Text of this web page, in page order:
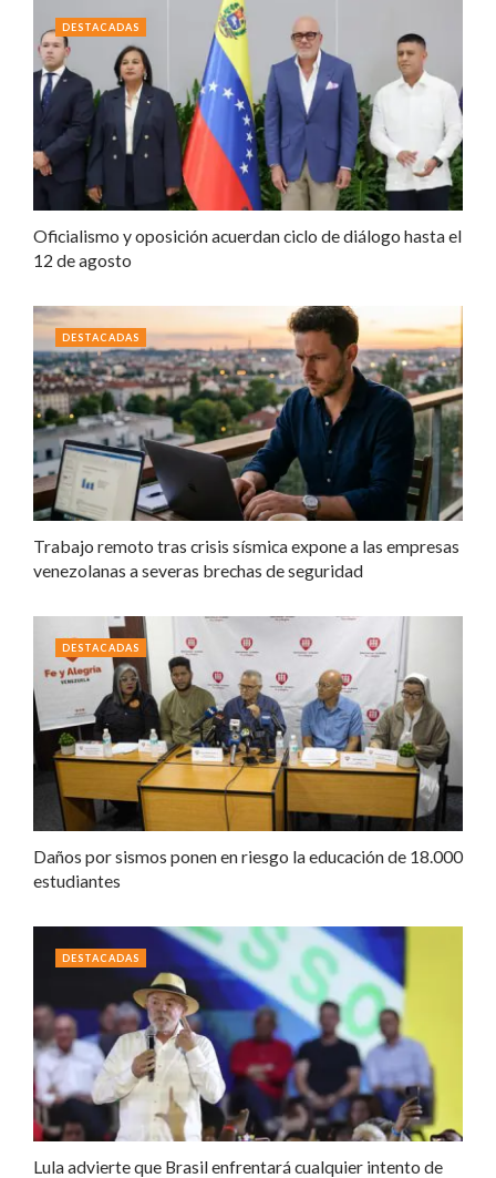
Oficialismo y oposición acuerdan ciclo de diálogo hasta el
12 de agosto
DESTACADAS
Trabajo remoto tras crisis sísmica expone a las empresas
venezolanas a severas brechas de seguridad
DESTACADAS
Daños por sismos ponen en riesgo la educación de 18.000
estudiantes
DESTACADAS
Lula advierte que Brasil enfrentará cualquier intento de
DESTACADAS